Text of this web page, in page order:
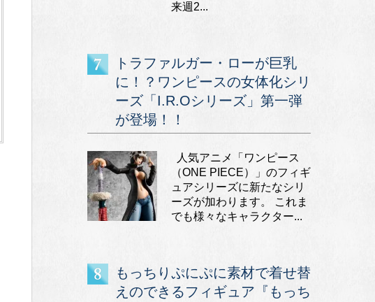
来週2...
トラファルガー・ローが巨乳
に！？ワンピースの女体化シリ
ーズ「I.R.Oシリーズ」第一弾
が登場！！
人気アニメ「ワンピース
（ONE PIECE）」のフィギ
ュアシリーズに新たなシリ
ーズが加わります。 これま
でも様々なキャラクター...
もっちりぷにぷに素材で着せ替
えのできるフィギュア『もっち